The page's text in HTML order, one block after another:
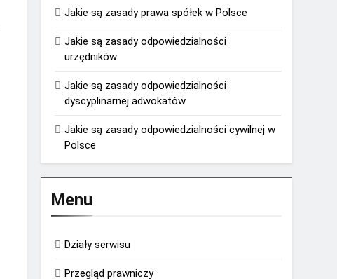
Jakie są zasady prawa spółek w Polsce
Jakie są zasady odpowiedzialności
urzędników
Jakie są zasady odpowiedzialności
dyscyplinarnej adwokatów
Jakie są zasady odpowiedzialności cywilnej w
Polsce
Menu
Działy serwisu
Przegląd prawniczy